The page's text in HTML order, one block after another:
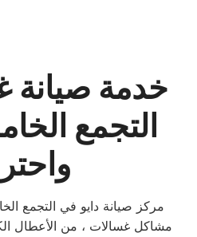
خدمة صيانة
التجمع
مركز صيانة دايو في التجمع
مشاكل غسالات ، من الأعطال